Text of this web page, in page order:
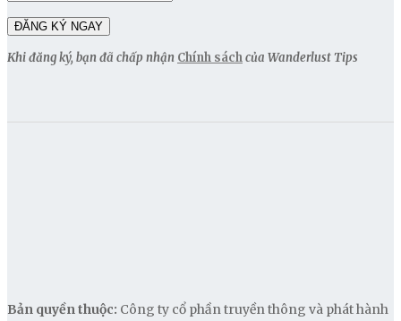
Khi đăng ký, bạn đã chấp nhận Chính sáchcủa Wanderlust Tips
Bản quyền thuộc: Công ty cổ phần truyền thông và phát hành